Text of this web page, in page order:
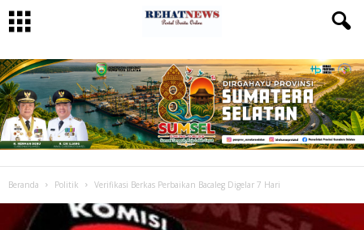
Beranda Politik Verifikasi Berkas Perbaikan Bacaleg Digelar 7 Hari